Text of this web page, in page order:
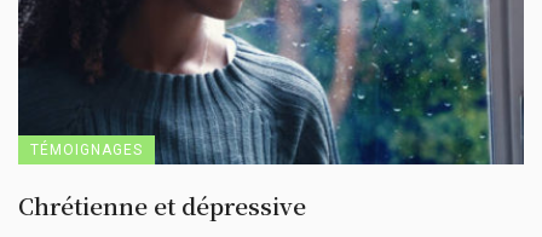
TÉMOIGNAGES
Chrétienne et dépressive